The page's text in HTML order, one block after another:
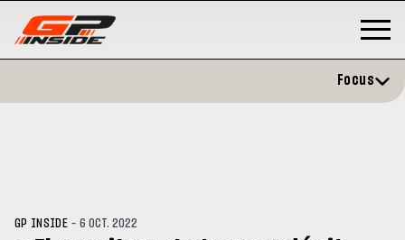
Focus
GP INSIDE -6 OCT. 2022